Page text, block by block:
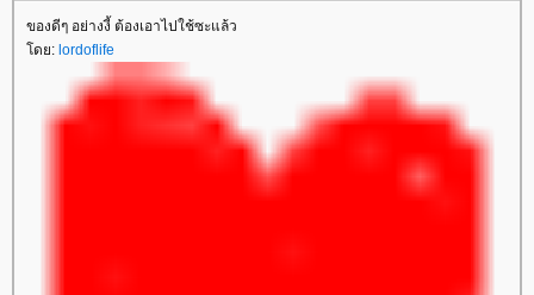
ของดีๆ อย่างงี้ ต้องเอาไปใช้ซะแล้ว
ดย: lordoflife